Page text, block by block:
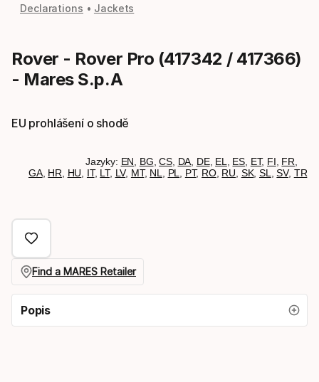
Declarations Jackets
Rover - Rover Pro (417342 / 417366)
- Mares S.p.A
EU prohlášení o shodě
Jazyky: EN BG ,CS, DA DE, EL ES ET, FI FR
GA, HR HU IT, LT, LV, MT, NL PL PT, RO, RU SK,SL ,SV, TR
Find a MARES Retailer
Popis